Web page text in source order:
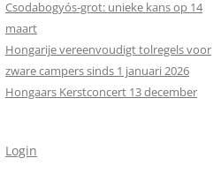
Csodabogyós‑grot: unieke kans op 14
maart
Hongarije vereenvoudigt tolregels voor
zware campers sinds 1 januari 2026
Hongaars Kerstconcert 13 december
Login